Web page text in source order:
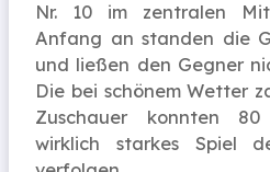
Nr. 10 im zentralen
Anfang an standen die
und ließen den Gegner
Die bei schönem Wetter
Zuschauer konnten
wirklich starkes Spiel